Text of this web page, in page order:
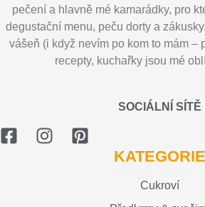
pečení a hlavně mé kamarádky, pro
degustační menu, peču dorty a
vášeň (i když nevím po kom to mám –
recepty, kuchařky jsou mé
SOCIÁLNÍ SÍTĚ
KATEGORIE
Cukroví